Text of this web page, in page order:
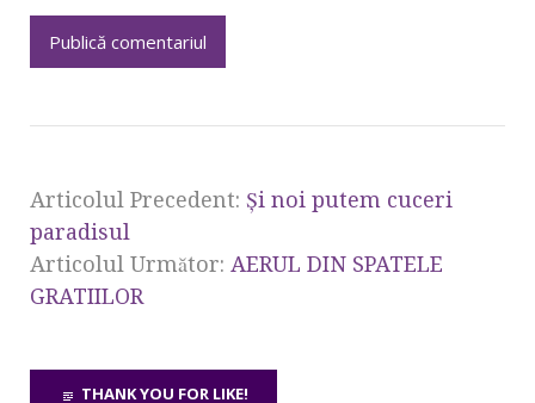
Articolul Precedent: Şi noi putem cuceri
paradisul
Articolul Următor: AERUL DIN SPATELE
GRATIILOR
THANK YOU FOR LIKE!